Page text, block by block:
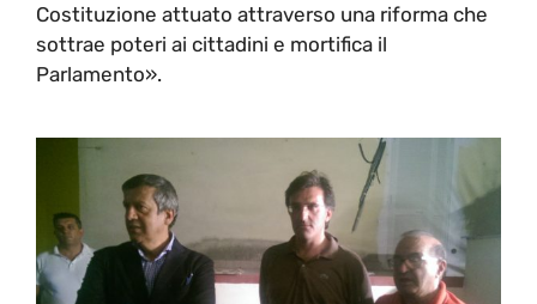
Costituzione attuato attraverso una riforma che
sottrae poteri ai cittadini e mortifica il
Parlamento».